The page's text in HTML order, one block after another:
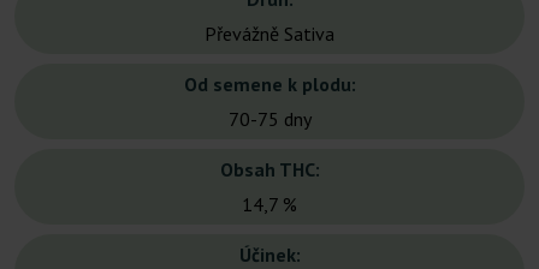
Převážně Sativa
Od semene k plodu:
70-75 dny
Obsah THC:
14,7 %
Účinek: